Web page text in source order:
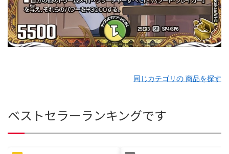
同じカテゴリの 商品を探す
ベストセラーランキングです